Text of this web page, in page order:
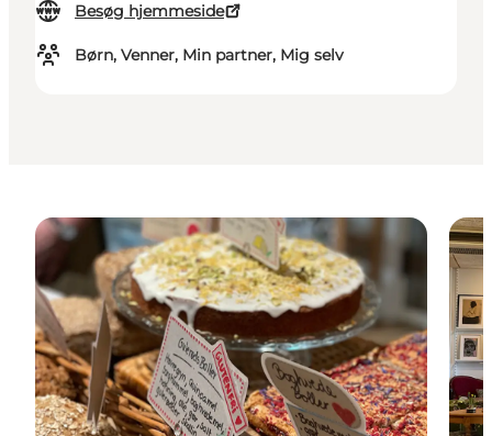
Besøg hjemmeside
Børn, Venner, Min partner, Mig selv